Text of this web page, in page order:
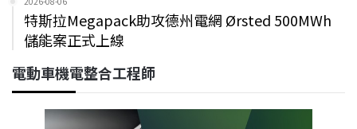
特斯拉Megapack助攻德州電網 Ørsted 500MWh
儲能案正式上線
電動車機電整合工程師